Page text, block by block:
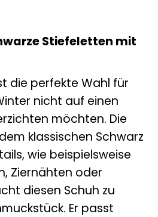
Stiefeletten mit
die perfekte Wahl für
nicht auf einen
möchten. Die
klassischen Schwarz
wie beispielsweise
Ziernähten oder
diesen Schuh zu
Er passt